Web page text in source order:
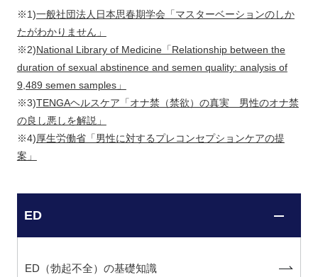
※1)一般社団法人日本思春期学会「マスターベーションのしか
たがわかりません」
※2)National Library of Medicine「Relationship between the
duration of sexual abstinence and semen quality: analysis of
9,489 semen samples」
※3)TENGAヘルスケア「オナ禁（禁欲）の真実 男性のオナ禁
の良し悪しを解説」
※4)厚生労働省「男性に対するプレコンセプションケアの提
案」
ED
ED（勃起不全）の基礎知識